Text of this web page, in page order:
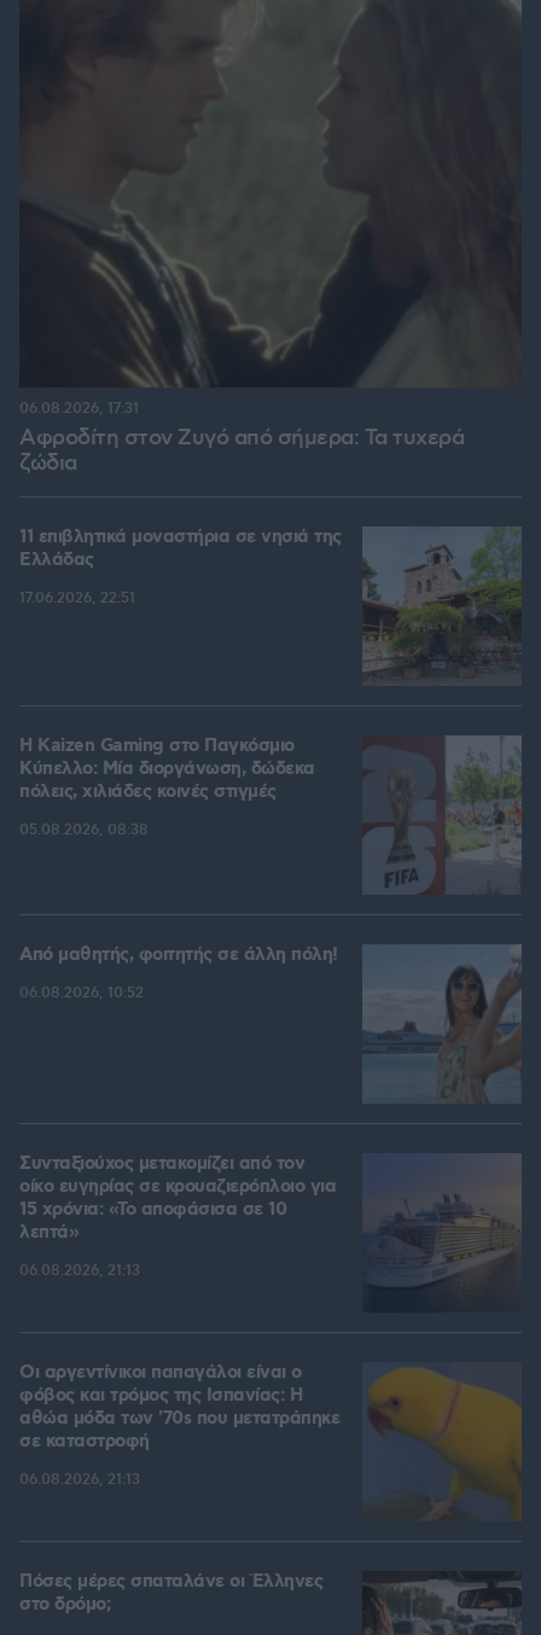
Αφροδίτη στον Ζυγό από σήμερα: Τα τυχερά
ζώδια
06.08.2026, 17:31
11 επιβλητικά μοναστήρια σε νησιά της
Ελλάδας
17.06.2026, 22:51
H Kaizen Gaming στο Παγκόσμιο
Kύπελλο: Μία διοργάνωση, δώδεκα
πόλεις, χιλιάδες κοινές στιγμές
05.08.2026, 08:38
Από μαθητής, φοιτητής σε άλλη πόλη!
06.08.2026, 10:52
Συνταξιούχος μετακομίζει από τον
οίκο ευγηρίας σε κρουαζιερόπλοιο για
15 χρόνια: «Το αποφάσισα σε 10
λεπτά»
06.08.2026, 21:13
Οι αργεντίνικοι παπαγάλοι είναι ο
φόβος και τρόμος της Ισπανίας: Η
αθώα μόδα των '70s που μετατράπηκε
σε καταστροφή
06.08.2026, 21:13
Πόσες μέρες σπαταλάνε οι Έλληνες
στο δρόμο;